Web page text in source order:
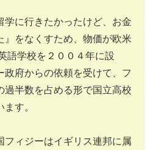
学に行きたかったけど、お金
』をなくすため、物価が欧米
語学校を２００４年に設
政府からの依頼を受けて、フ
過半数を占める形で国立高校
す。
フィジーはイギリス連邦に属